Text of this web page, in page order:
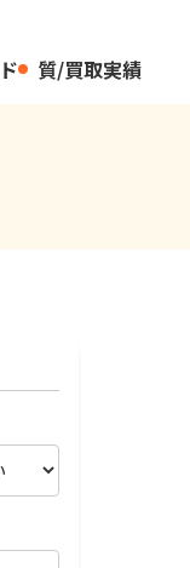
質/買取実績